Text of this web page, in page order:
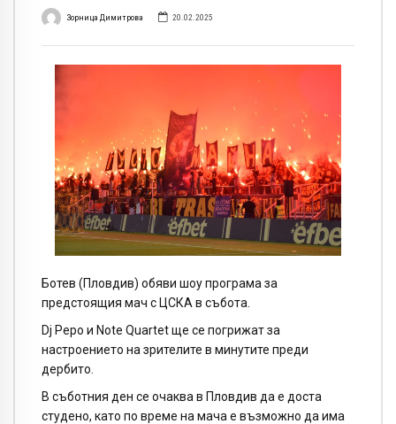
Зорница Димитрова 20.02.2025
Ботев (Пловдив) обяви шоу програма за
предстоящия мач с ЦСКА в събота.
Dj Pepo и Note Quartet ще се погрижат за
настроението на зрителите в минутите преди
дербито.
В съботния ден се очаква в Пловдив да е доста
студено, като по време на мача е възможно да има